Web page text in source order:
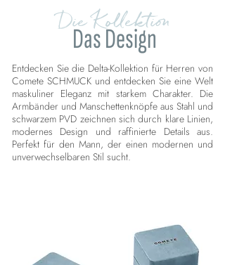
Die Kollektion
Das Design
Entdecken Sie die Delta-Kollektion für Herren von
Comete SCHMUCK und entdecken Sie eine Welt
maskuliner Eleganz mit starkem Charakter. Die
Armbänder und Manschettenknöpfe aus Stahl und
schwarzem PVD zeichnen sich durch klare Linien,
modernes Design und raffinierte Details aus.
Perfekt für den Mann, der einen modernen und
unverwechselbaren Stil sucht.